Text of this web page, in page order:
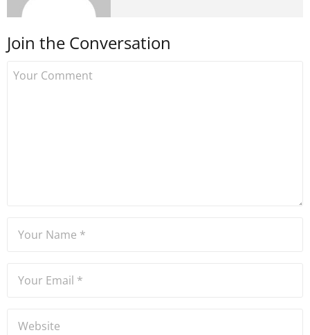
kurdu. 2017'nin Mayıs ayından
Join the Conversation